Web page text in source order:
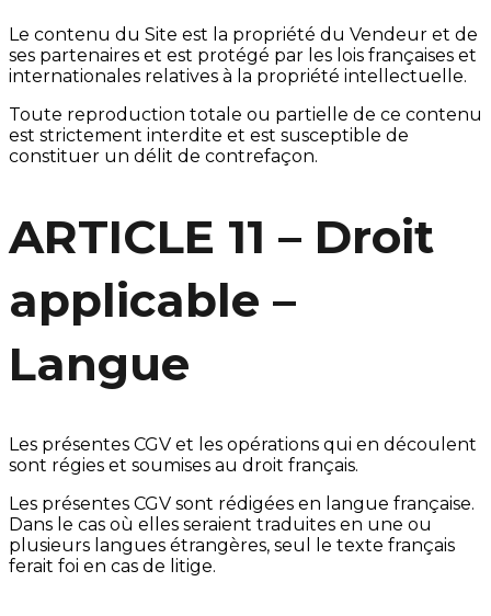
Le contenu du Site est la propriété du Vendeur et de
ses partenaires et est protégé par les lois françaises et
internationales relatives à la propriété intellectuelle.
Toute reproduction totale ou partielle de ce contenu
est strictement interdite et est susceptible de
constituer un délit de contrefaçon.
ARTICLE 11 – Droit
applicable –
Langue
Les présentes CGV et les opérations qui en découlent
sont régies et soumises au droit français.
Les présentes CGV sont rédigées en langue française.
Dans le cas où elles seraient traduites en une ou
plusieurs langues étrangères, seul le texte français
ferait foi en cas de litige.